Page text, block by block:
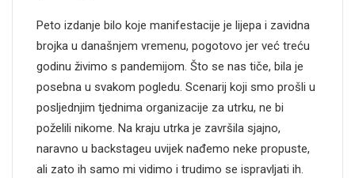
Peto izdanje bilo koje manifestacije je lijepa i zavidna
brojka u današnjem vremenu, pogotovo jer već treću
godinu živimo s pandemijom. Što se nas tiče, bila je
posebna u svakom pogledu. Scenarij koji smo prošli u
posljednjim tjednima organizacije za utrku, ne bi
poželili nikome. Na kraju utrka je završila sjajno,
naravno u backstageu uvijek nađemo neke propuste,
ali zato ih samo mi vidimo i trudimo se ispravljati ih.